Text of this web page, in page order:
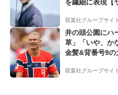
を繊細に表現【
双葉社グループサイト
井の頭公園にハ
草」「いや、か
金髪&背番号9の
ー”映像が話題!
双葉社グループサイト